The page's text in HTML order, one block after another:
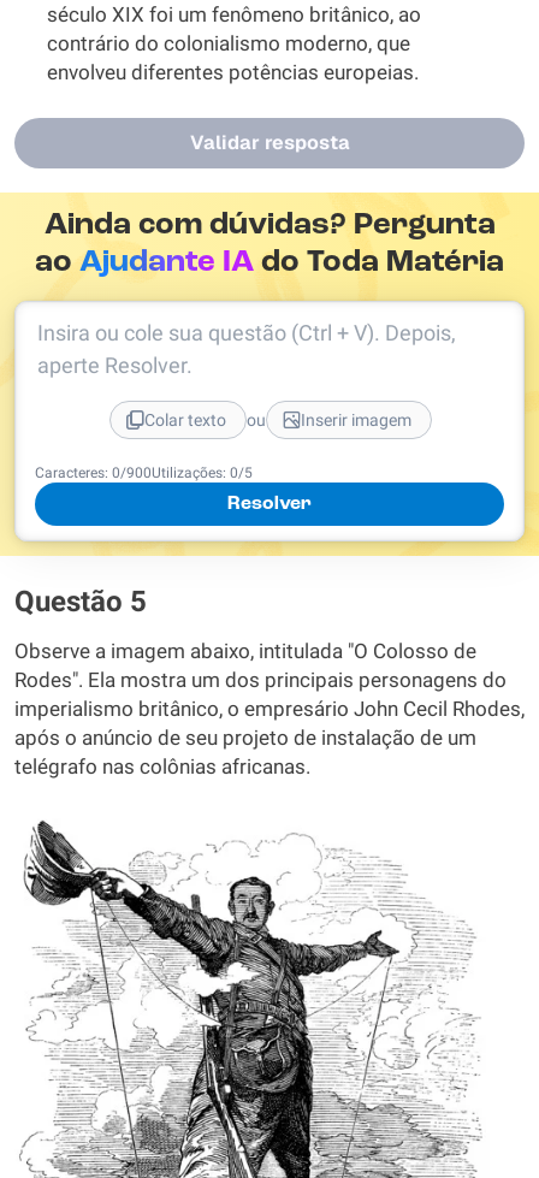
século XIX foi um fenômeno britânico, ao
contrário do colonialismo moderno, que
envolveu diferentes potências europeias.
Validar resposta
Ainda com dúvidas? Pergunta
aoAjudante IA do Toda Matéria
Caracteres: 0/900Utilizações: 0/5
Resolver
Insira ou cole sua questão (Ctrl + V). Depois,
aperte Resolver.
Colar texto ou Inserir imagem
Questão 5
Observe a imagem abaixo, intitulada "O Colosso de
Rodes". Ela mostra um dos principais personagens do
imperialismo britânico, o empresário John Cecil Rhodes,
após o anúncio de seu projeto de instalação de um
telégrafo nas colônias africanas.